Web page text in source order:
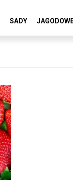
SADY